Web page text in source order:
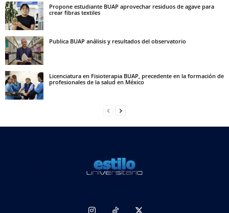
Propone estudiante BUAP aprovechar residuos de agave para
crear fibras textiles
Publica BUAP análisis y resultados del observatorio
Licenciatura en Fisioterapia BUAP, precedente en la formación de
profesionales de la salud en México